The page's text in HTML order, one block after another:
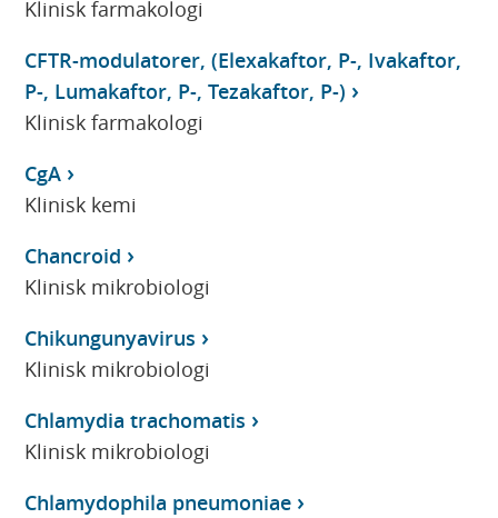
Klinisk farmakologi
CFTR-modulatorer, (Elexakaftor, P-, Ivakaftor,
P-, Lumakaftor, P-, Tezakaftor, P-)
Klinisk farmakologi
CgA
Klinisk kemi
Chancroid
Klinisk mikrobiologi
Chikungunyavirus
Klinisk mikrobiologi
Chlamydia trachomatis
Klinisk mikrobiologi
Chlamydophila pneumoniae